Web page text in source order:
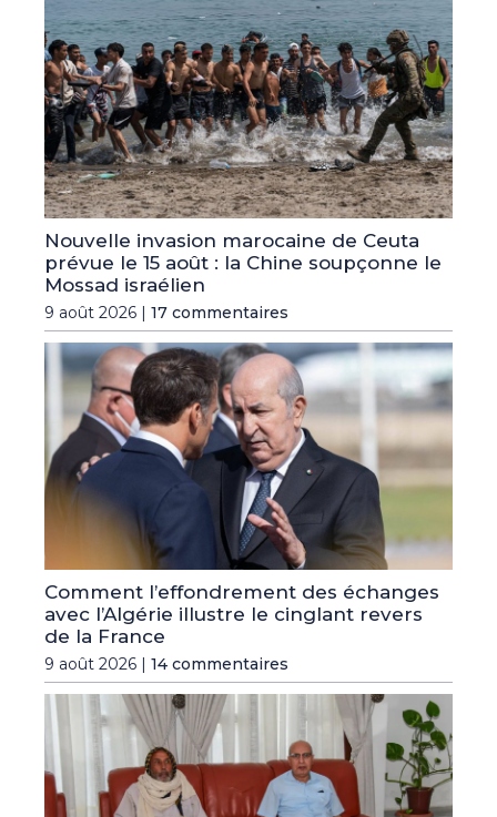
Nouvelle invasion marocaine de Ceuta
prévue le 15 août : la Chine soupçonne le
Mossad israélien
9 août 2026 | 17 commentaires
Comment l’effondrement des échanges
avec l’Algérie illustre le cinglant revers
de la France
9 août 2026 | 14 commentaires